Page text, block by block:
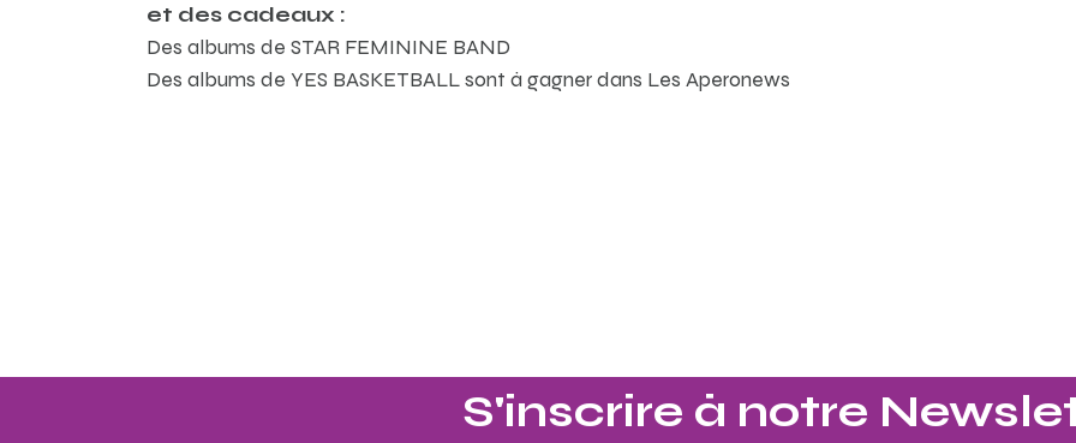
et des cadeaux :
Des albums de STAR FEMININE BAND
Des albums de YES BASKETBALL sont à gagner dans Les Aperonews
S'inscrire à notre